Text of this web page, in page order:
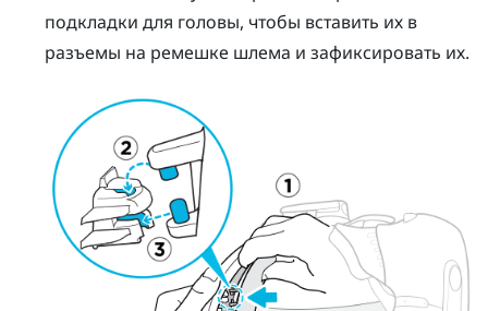
подкладки для головы, чтобы вставить их в
разъемы на ремешке шлема и зафиксировать их.